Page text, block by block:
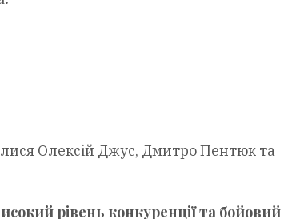
Олексій Джус, Дмитро Пентюк та
рівень конкуренції та бойовий